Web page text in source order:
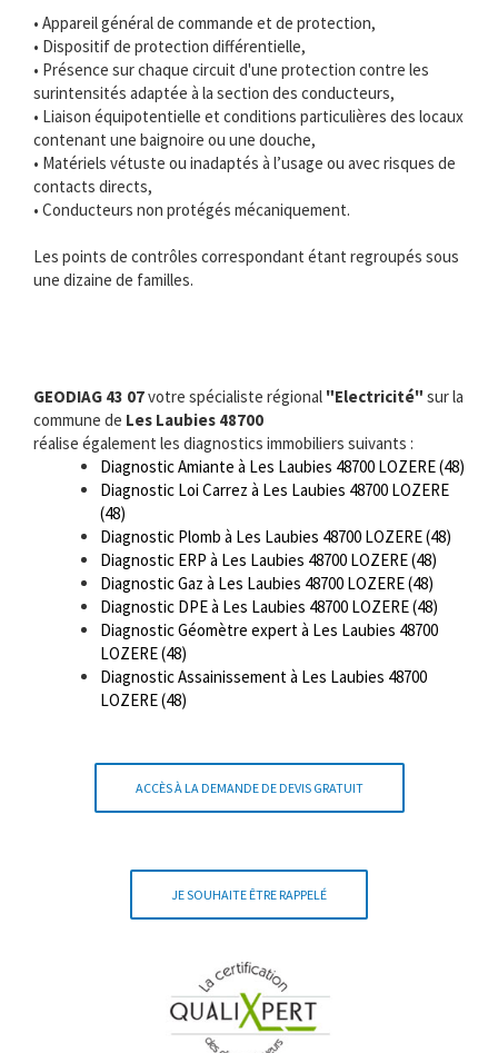
• Appareil général de commande et de protection,
• Dispositif de protection différentielle,
• Présence sur chaque circuit d'une protection contre les
surintensités adaptée à la section des conducteurs,
• Liaison équipotentielle et conditions particulières des locaux
contenant une baignoire ou une douche,
• Matériels vétuste ou inadaptés à l’usage ou avec risques de
contacts directs,
• Conducteurs non protégés mécaniquement.
Les points de contrôles correspondant étant regroupés sous
une dizaine de familles.
GEODIAG 43 07votre spécialiste régional "Electricité" sur la
commune de Les Laubies 48700
réalise également les diagnostics immobiliers suivants :
Diagnostic Amiante à Les Laubies 48700 LOZERE (48)
Diagnostic Loi Carrez à Les Laubies 48700 LOZERE
(48)
Diagnostic Plomb à Les Laubies 48700 LOZERE (48)
Diagnostic ERP à Les Laubies 48700 LOZERE (48)
Diagnostic Gaz à Les Laubies 48700 LOZERE (48)
Diagnostic DPE à Les Laubies 48700 LOZERE (48)
Diagnostic Géomètre expert à Les Laubies 48700
LOZERE (48)
Diagnostic Assainissement à Les Laubies 48700
LOZERE (48)
ACCÈS À LA DEMANDE DE DEVIS GRATUIT
JE SOUHAITE ÊTRE RAPPELÉ